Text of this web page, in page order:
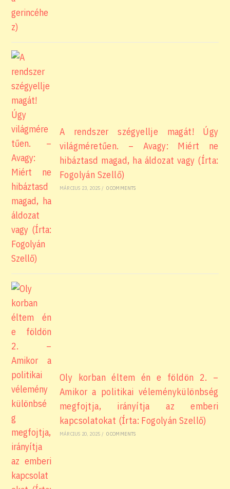
A rendszer szégyellje magát! Úgy
világméretűen. – Avagy: Miért ne
hibáztasd magad, ha áldozat vagy (Írta:
Fogolyán Szellő)
MÁRCIUS 23, 2025 / 0 COMMENTS
Oly korban éltem én e földön 2. –
Amikor a politikai véleménykülönbség
megfojtja, irányítja az emberi
kapcsolatokat (Írta: Fogolyán Szellő)
MÁRCIUS 20, 2025 / 0 COMMENTS